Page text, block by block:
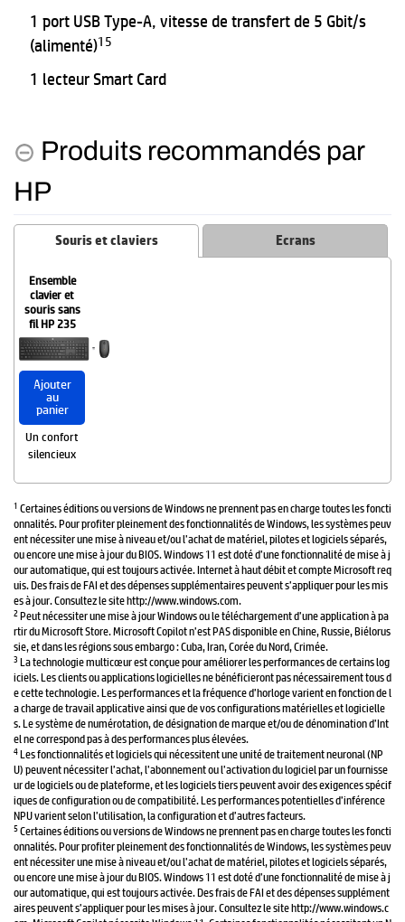
1 port USB Type-A, vitesse de transfert de 5 Gbit/s
(alimenté)15
1 lecteur Smart Card
Produits recommandés par
HP
Souris et claviers Ecrans
Ensemble
clavier et
souris sans
fil HP 235
Ajouter
au
panier
Un confort
silencieux
1 Certaines éditions ou versions de Windows ne prennent pas en charge toutes les foncti
onnalités. Pour profiter pleinement des fonctionnalités de Windows, les systèmes peuv
ent nécessiter une mise à niveau et/ou l’achat de matériel, pilotes et logiciels séparés,
ou encore une mise à jour du BIOS. Windows 11 est doté d’une fonctionnalité de mise à j
our automatique, qui est toujours activée. Internet à haut débit et compte Microsoft req
uis. Des frais de FAI et des dépenses supplémentaires peuvent s’appliquer pour les mis
es à jour. Consultez le site http://www.windows.com.
2Peut nécessiter une mise à jour Windows ou le téléchargement d’une application à pa
rtir du Microsoft Store. Microsoft Copilot n’est PAS disponible en Chine, Russie, Biélorus
sie, et dans les régions sous embargo : Cuba, Iran, Corée du Nord, Crimée.
3 La technologie multicœur est conçue pour améliorer les performances de certains log
iciels. Les clients ou applications logicielles ne bénéficieront pas nécessairement tous d
e cette technologie. Les performances et la fréquence d’horloge varient en fonction de l
a charge de travail applicative ainsi que de vos configurations matérielles et logicielle
s. Le système de numérotation, de désignation de marque et/ou de dénomination d’Int
el ne correspond pas à des performances plus élevées.
4Les fonctionnalités et logiciels qui nécessitent une unité de traitement neuronal (NP
U) peuvent nécessiter l’achat, l’abonnement ou l’activation du logiciel par un fournisse
ur de logiciels ou de plateforme, et les logiciels tiers peuvent avoir des exigences spécif
iques de configuration ou de compatibilité. Les performances potentielles d’inférence
NPU varient selon l’utilisation, la configuration et d’autres facteurs.
5Certaines éditions ou versions de Windows ne prennent pas en charge toutes les foncti
onnalités. Pour profiter pleinement des fonctionnalités de Windows, les systèmes peuv
ent nécessiter une mise à niveau et/ou l’achat de matériel, pilotes et logiciels séparés,
ou encore une mise à jour du BIOS. Windows 11 est doté d’une fonctionnalité de mise à j
our automatique, qui est toujours activée. Des frais de FAI et des dépenses supplément
aires peuvent s’appliquer pour les mises à jour. Consultez le site http://www.windows.c